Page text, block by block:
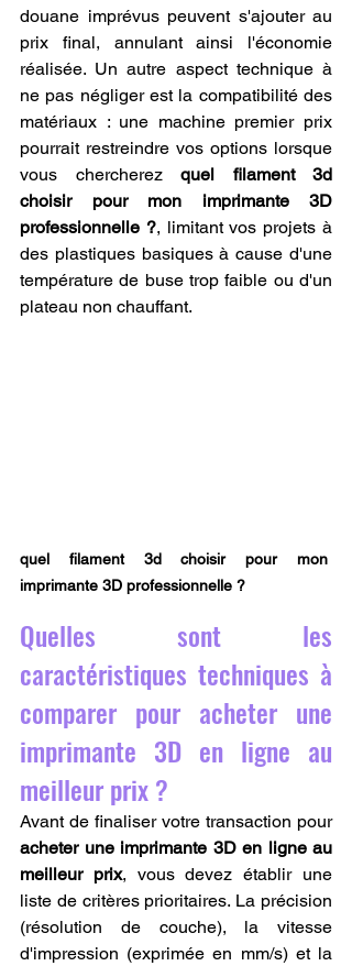
douane imprévus peuvent s'ajouter au
prix final, annulant ainsi l'économie
réalisée. Un autre aspect technique à
ne pas négliger est la compatibilité des
matériaux : une machine premier prix
pourrait restreindre vos options lorsque
vous chercherez quel filament 3d
choisir pour mon imprimante 3D
professionnelle ?, limitant vos projets à
des plastiques basiques à cause d'une
température de buse trop faible ou d'un
plateau non chauffant.
quel filament 3d choisir pour mon
imprimante 3D professionnelle ?
Quelles sont les
caractéristiques techniques à
comparer pour acheter une
imprimante 3D en ligne au
meilleur prix ?
Avant de finaliser votre transaction pour
acheter une imprimante 3D en ligne au
meilleur prix, vous devez établir une
liste de critères prioritaires. La précision
(résolution de couche), la vitesse
d'impression (exprimée en mm/s) et la